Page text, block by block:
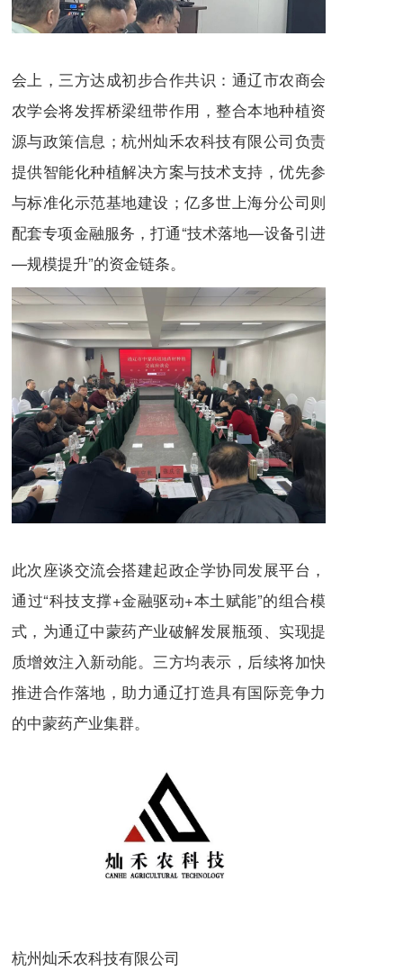
会上，三方达成初步合作共识：通辽市农商会
农学会将发挥桥梁纽带作用，整合本地种植资
源与政策信息；杭州灿禾农科技有限公司负责
提供智能化种植解决方案与技术支持，优先参
与标准化示范基地建设；亿多世上海分公司则
配套专项金融服务，打通“技术落地—设备引进
—规模提升”的资金链条。
此次座谈交流会搭建起政企学协同发展平台，
通过“科技支撑+金融驱动+本土赋能”的组合模
式，为通辽中蒙药产业破解发展瓶颈、实现提
质增效注入新动能。三方均表示，后续将加快
推进合作落地，助力通辽打造具有国际竞争力
的中蒙药产业集群。
杭州灿禾农科技有限公司